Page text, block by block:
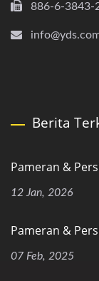
886-6-3843-
Berita
Pameran &
12 Jan, 2026
Pameran &
07 Feb, 2025